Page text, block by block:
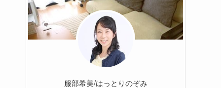
服部希美/はっとりのぞみ